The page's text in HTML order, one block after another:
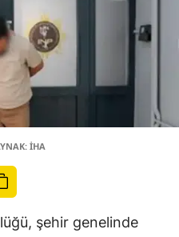
İHA
şehir genelinde